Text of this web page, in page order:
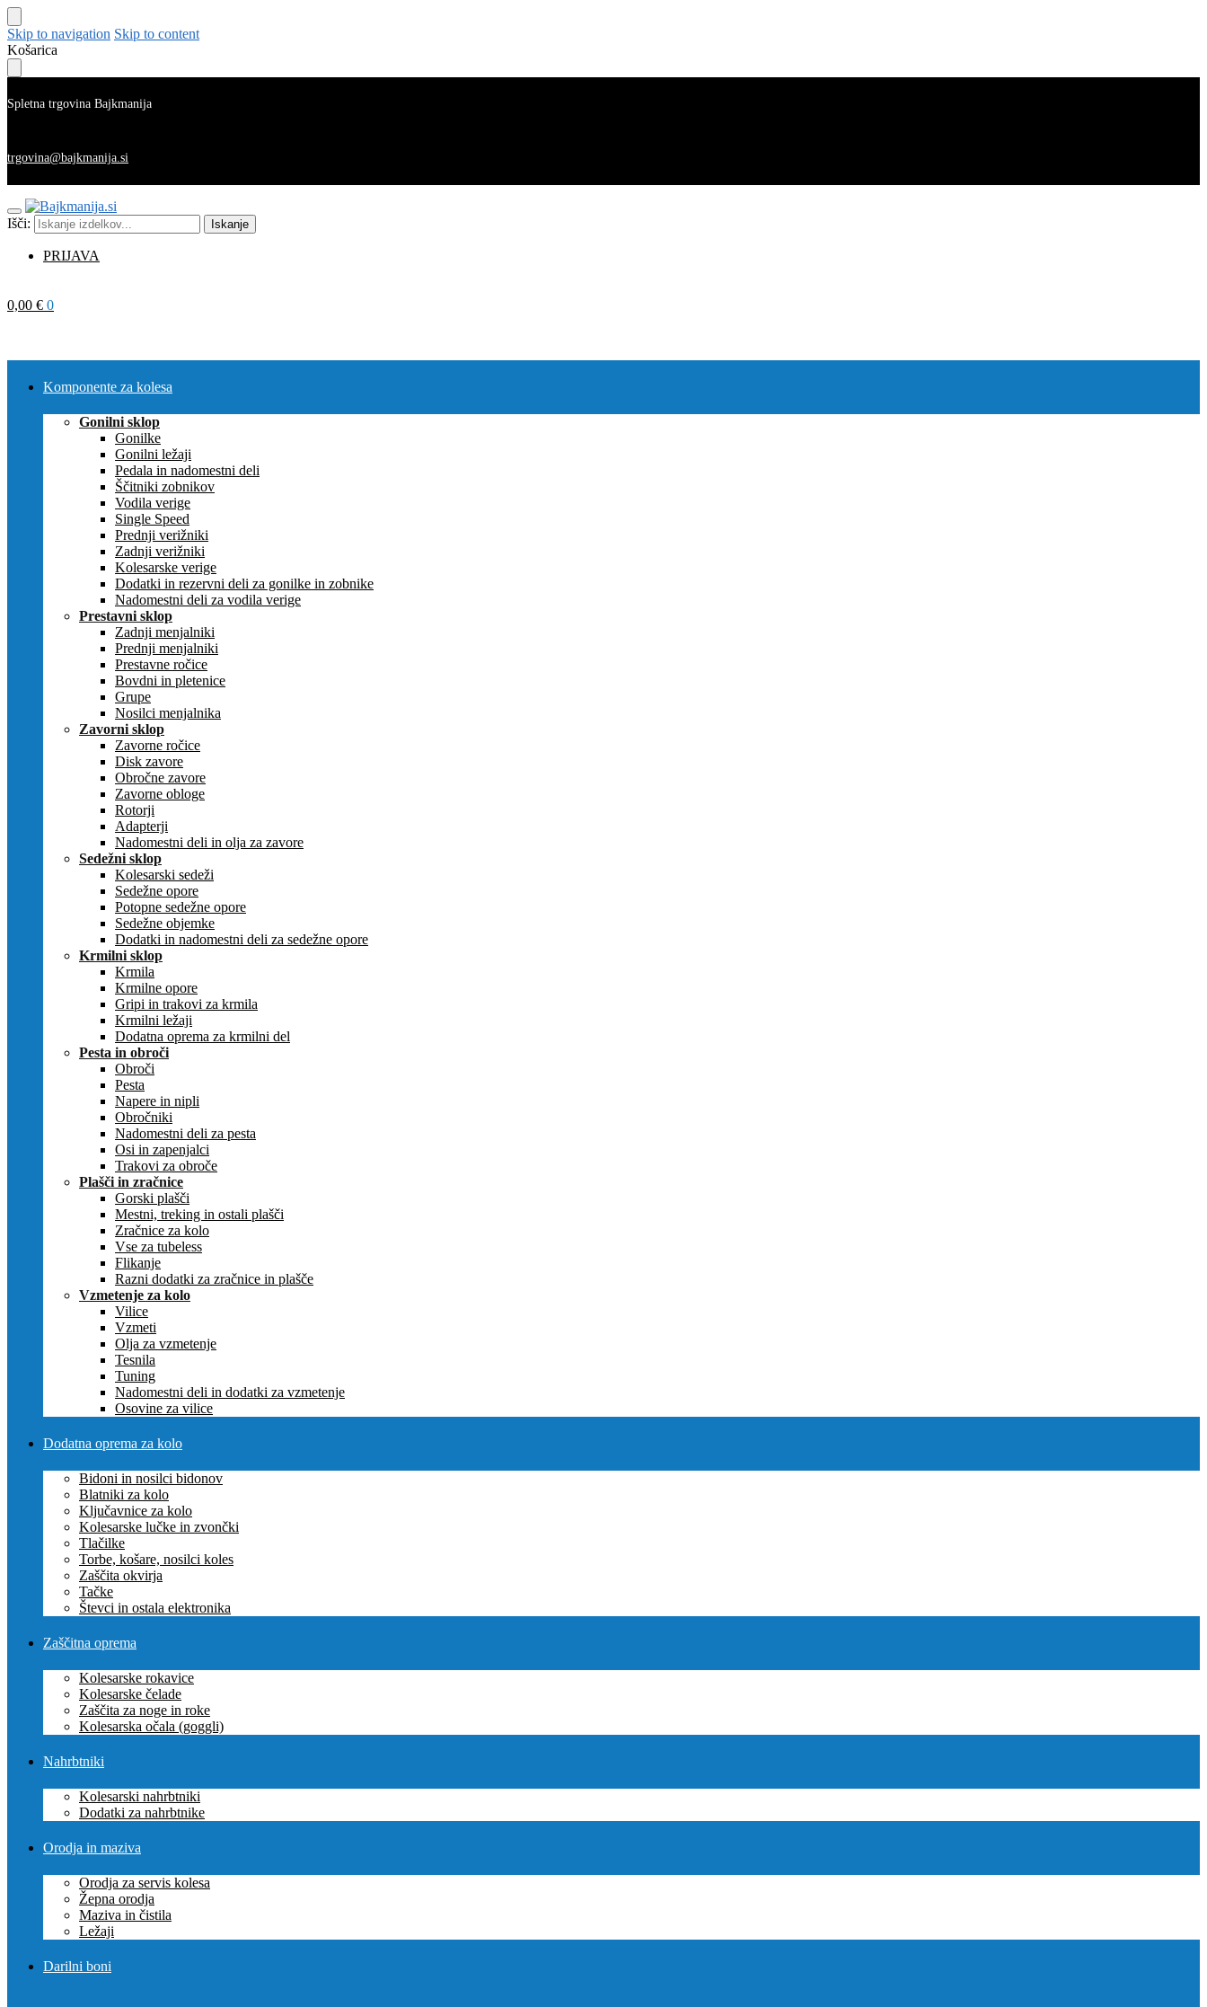
Skip to navigation Skip to content
Košarica
Spletna trgovina Bajkmanija
trgovina@bajkmanija.si
Išči: Iskanje
PRIJAVA
0,00 € 0
Komponente za kolesa
Gonilni sklop
Gonilke
Gonilni ležaji
Pedala in nadomestni deli
Ščitniki zobnikov
Vodila verige
Single Speed
Prednji verižniki
Zadnji verižniki
Kolesarske verige
Dodatki in rezervni deli za gonilke in zobnike
Nadomestni deli za vodila verige
Prestavni sklop
Zadnji menjalniki
Prednji menjalniki
Prestavne ročice
Bovdni in pletenice
Grupe
Nosilci menjalnika
Zavorni sklop
Zavorne ročice
Disk zavore
Obročne zavore
Zavorne obloge
Rotorji
Adapterji
Nadomestni deli in olja za zavore
Sedežni sklop
Kolesarski sedeži
Sedežne opore
Potopne sedežne opore
Sedežne objemke
Dodatki in nadomestni deli za sedežne opore
Krmilni sklop
Krmila
Krmilne opore
Gripi in trakovi za krmila
Krmilni ležaji
Dodatna oprema za krmilni del
Pesta in obroči
Obroči
Pesta
Napere in nipli
Obročniki
Nadomestni deli za pesta
Osi in zapenjalci
Trakovi za obroče
Plašči in zračnice
Gorski plašči
Mestni, treking in ostali plašči
Zračnice za kolo
Vse za tubeless
Flikanje
Razni dodatki za zračnice in plašče
Vzmetenje za kolo
Vilice
Vzmeti
Olja za vzmetenje
Tesnila
Tuning
Nadomestni deli in dodatki za vzmetenje
Osovine za vilice
Dodatna oprema za kolo
Bidoni in nosilci bidonov
Blatniki za kolo
Ključavnice za kolo
Kolesarske lučke in zvončki
Tlačilke
Torbe, košare, nosilci koles
Zaščita okvirja
Tačke
Števci in ostala elektronika
Zaščitna oprema
Kolesarske rokavice
Kolesarske čelade
Zaščita za noge in roke
Kolesarska očala (goggli)
Nahrbtniki
Kolesarski nahrbtniki
Dodatki za nahrbtnike
Orodja in maziva
Orodja za servis kolesa
Žepna orodja
Maziva in čistila
Ležaji
Darilni boni